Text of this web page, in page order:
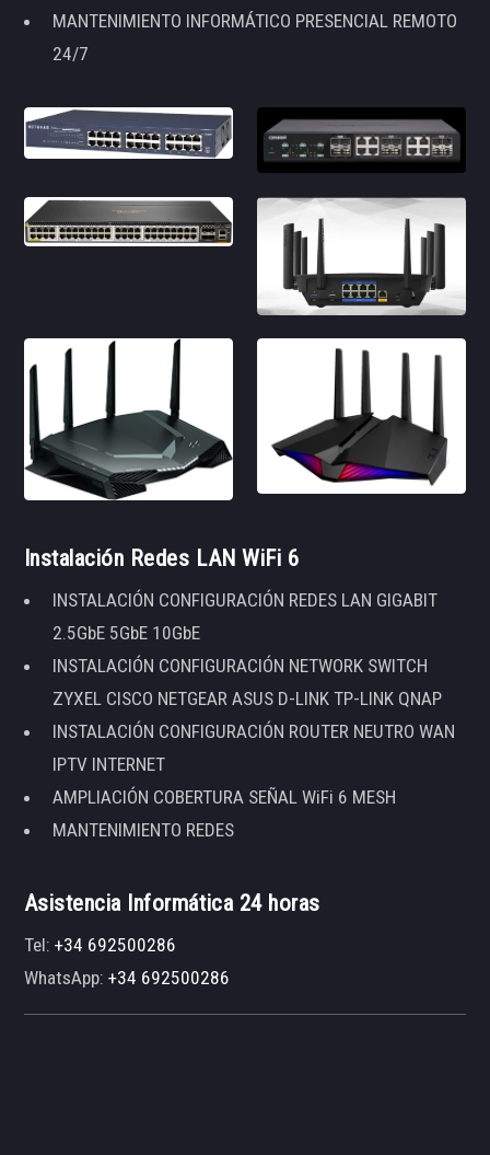
MANTENIMIENTO INFORMÁTICO PRESENCIAL REMOTO
24/7
Instalación Redes LAN WiFi 6
INSTALACIÓN CONFIGURACIÓN REDES LAN GIGABIT
2.5GbE 5GbE 10GbE
INSTALACIÓN CONFIGURACIÓN NETWORK SWITCH
ZYXEL CISCO NETGEAR ASUS D-LINK TP-LINK QNAP
INSTALACIÓN CONFIGURACIÓN ROUTER NEUTRO WAN
IPTV INTERNET
AMPLIACIÓN COBERTURA SEÑAL WiFi 6 MESH
MANTENIMIENTO REDES
Asistencia Informática 24 horas
Tel:+34 692500286
WhatsApp:+34 692500286